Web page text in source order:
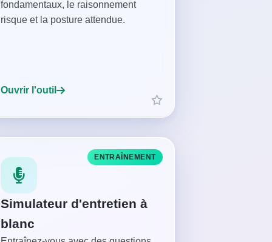
fondamentaux, le raisonnement
risque et la posture attendue.
Ouvrir l'outil
ENTRAÎNEMENT
Simulateur d'entretien à
blanc